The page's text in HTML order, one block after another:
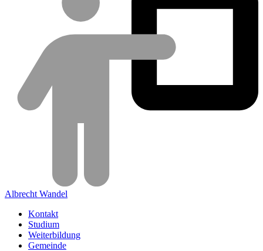
Albrecht Wandel
Kontakt
Studium
Weiterbildung
Gemeinde